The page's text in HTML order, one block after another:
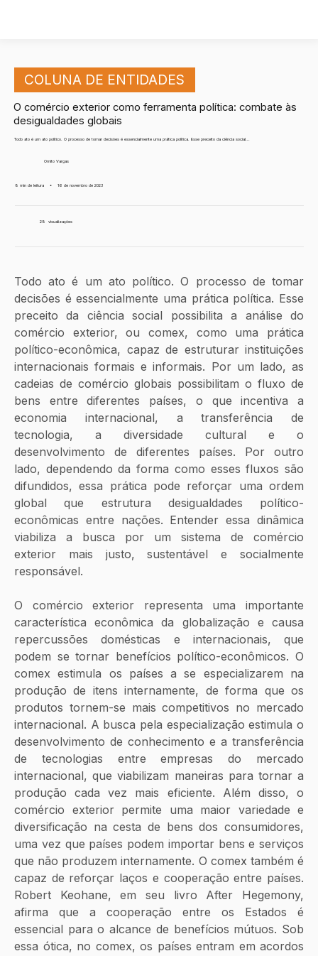
COLUNA DE ENTIDADES
O comércio exterior como ferramenta política: combate às
desigualdades globais
Todo ato é um ato político. O processo de tomar decisões é essencialmente uma prática política. Esse preceito da ciência social...
Ornito Vargas
8 min de leitura • 16 de novembro de 2023
28 visualizações
Todo ato é um ato político. O processo de tomar
decisões é essencialmente uma prática política. Esse
preceito da ciência social possibilita a análise do
comércio exterior, ou comex, como uma prática
político-econômica, capaz de estruturar instituições
internacionais formais e informais. Por um lado, as
cadeias de comércio globais possibilitam o fluxo de
bens entre diferentes países, o que incentiva a
economia internacional, a transferência de
tecnologia, a diversidade cultural e o
desenvolvimento de diferentes países. Por outro
lado, dependendo da forma como esses fluxos são
difundidos, essa prática pode reforçar uma ordem
global que estrutura desigualdades político-
econômicas entre nações. Entender essa dinâmica
viabiliza a busca por um sistema de comércio
exterior mais justo, sustentável e socialmente
responsável.
O comércio exterior representa uma importante
característica econômica da globalização e causa
repercussões domésticas e internacionais, que
podem se tornar benefícios político-econômicos. O
comex estimula os países a se especializarem na
produção de itens internamente, de forma que os
produtos tornem-se mais competitivos no mercado
internacional. A busca pela especialização estimula o
desenvolvimento de conhecimento e a transferência
de tecnologias entre empresas do mercado
internacional, que viabilizam maneiras para tornar a
produção cada vez mais eficiente. Além disso, o
comércio exterior permite uma maior variedade e
diversificação na cesta de bens dos consumidores,
uma vez que países podem importar bens e serviços
que não produzem internamente. O comex também é
capaz de reforçar laços e cooperação entre países.
Robert Keohane, em seu livro After Hegemony,
afirma que a cooperação entre os Estados é
essencial para o alcance de benefícios mútuos. Sob
essa ótica, no comex, os países entram em acordos